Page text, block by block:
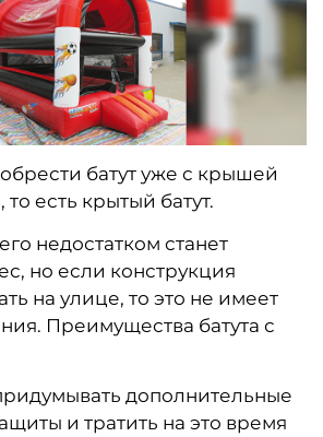
батут уже с крышей
есть крытый батут.
недостатком станет
но если конструкция
на улице, то это не имеет
Преимущества батута с
дополнительные
и тратить на это время